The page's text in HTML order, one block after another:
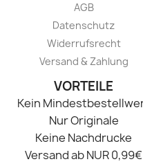
AGB
Datenschutz
Widerrufsrecht
Versand & Zahlung
VORTEILE
Kein
Nur Originale
Keine Nachdrucke
Versand ab NUR 0,99€